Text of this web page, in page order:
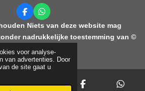
voor analyse-
van advertenties. Door
de site gaat u
F
a
c
e
b
o
o
k
W
h
a
t
s
A
p
p
Niets van deze website mag
nadrukkelijke toestemming van ©